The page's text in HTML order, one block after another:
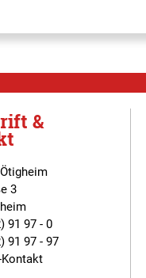
&
3
91 97 - 0
91 97 - 97